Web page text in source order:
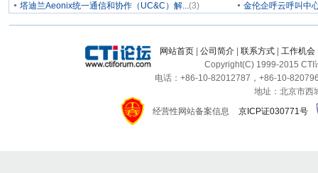
塔迪兰Aeonix统一通信和协作（UC&C）解...(3) 金伦企呼云呼叫中
网站首页 公司简介 联系方式 工作机会
Copyright(C) 1999-2015 CTI
电话：+86-10-82012787，+86-10-
地址：北京市西
经营性网站备案信息
京ICP证030771号